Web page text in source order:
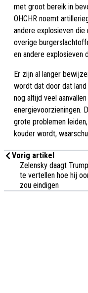
met groot bereik in
OHCHR noemt
andere explosieven
overige
en andere explosieven
Er zijn al langer
wordt dat door dat land
nog altijd veel
energievoorzieningen.
grote problemen
kouder wordt,
Vorig artikel
Zelensky daagt
te vertellen hoe hij
zou eindigen